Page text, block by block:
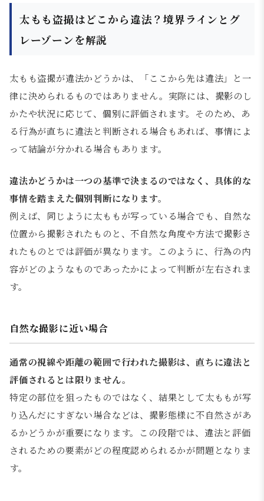
太もも盗撮はどこから違法？境界ラインとグ
レーゾーンを解説
太もも盗撮が違法かどうかは、「ここから先は違法」と一
律に決められるものではありません。実際には、撮影のし
かたや状況に応じて、個別に評価されます。そのため、あ
る行為が直ちに違法と判断される場合もあれば、事情によ
って結論が分かれる場合もあります。
違法かどうかは一つの基準で決まるのではなく、具体的な
事情を踏まえた個別判断になります。
例えば、同じように太ももが写っている場合でも、自然な
位置から撮影されたものと、不自然な角度や方法で撮影さ
れたものとでは評価が異なります。このように、行為の内
容がどのようなものであったかによって判断が左右されま
す。
自然な撮影に近い場合
通常の視線や距離の範囲で行われた撮影は、直ちに違法と
評価されるとは限りません。
特定の部位を狙ったものではなく、結果として太ももが写
り込んだにすぎない場合などは、撮影態様に不自然さがあ
るかどうかが重要になります。この段階では、違法と評価
されるための要素がどの程度認められるかが問題となりま
す。